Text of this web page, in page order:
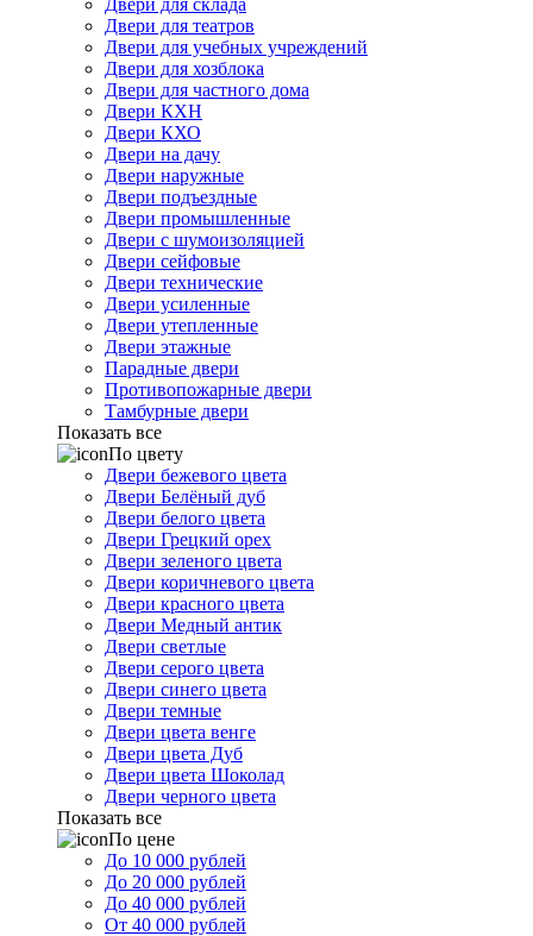
Двери для склада
Двери для театров
Двери для учебных учреждений
Двери для хозблока
Двери для частного дома
Двери КХН
Двери КХО
Двери на дачу
Двери наружные
Двери подъездные
Двери промышленные
Двери с шумоизоляцией
Двери сейфовые
Двери технические
Двери усиленные
Двери утепленные
Двери этажные
Парадные двери
Противопожарные двери
Тамбурные двери
Показать все
По цвету
Двери бежевого цвета
Двери Белёный дуб
Двери белого цвета
Двери Грецкий орех
Двери зеленого цвета
Двери коричневого цвета
Двери красного цвета
Двери Медный антик
Двери светлые
Двери серого цвета
Двери синего цвета
Двери темные
Двери цвета венге
Двери цвета Дуб
Двери цвета Шоколад
Двери черного цвета
Показать все
По цене
До 10 000 рублей
До 20 000 рублей
До 40 000 рублей
От 40 000 рублей